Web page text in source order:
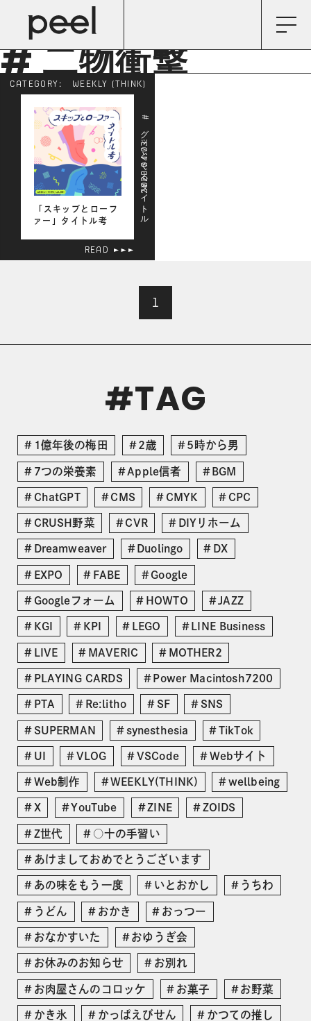
# 二物衝撃
「スキップとローフ
ァー」タイトル考
CATEGORY: WEEKLY (THINK)
2023.04.03
# グッとくるタイトル
READ
1
#TAG
1億年後の梅田 2歳 5時から男
7つの栄養素 Apple信者 BGM
ChatGPT CMS CMYK CPC
CRUSH野菜 CVR DIYリホーム
Dreamweaver Duolingo DX
EXPO FABE Google
Googleフォーム HOWTO JAZZ
KGI KPI LEGO LINE Business
LIVE MAVERIC MOTHER2
PLAYING CARDS Power Macintosh7200
PTA Re:litho SF SNS
SUPERMAN synesthesia TikTok
UI VLOG VSCode Webサイト
Web制作 WEEKLY(THINK) wellbeing
X YouTube ZINE ZOIDS
Z世代 ○十の手習い
あけましておめでとうございます
あの味をもう一度 いとおかし うちわ
うどん おかき おっつー
おなかすいた おゆうぎ会
お休みのお知らせ お別れ
お肉屋さんのコロッケ お菓子 お野菜
かき氷 かっぱえびせん かつての推し